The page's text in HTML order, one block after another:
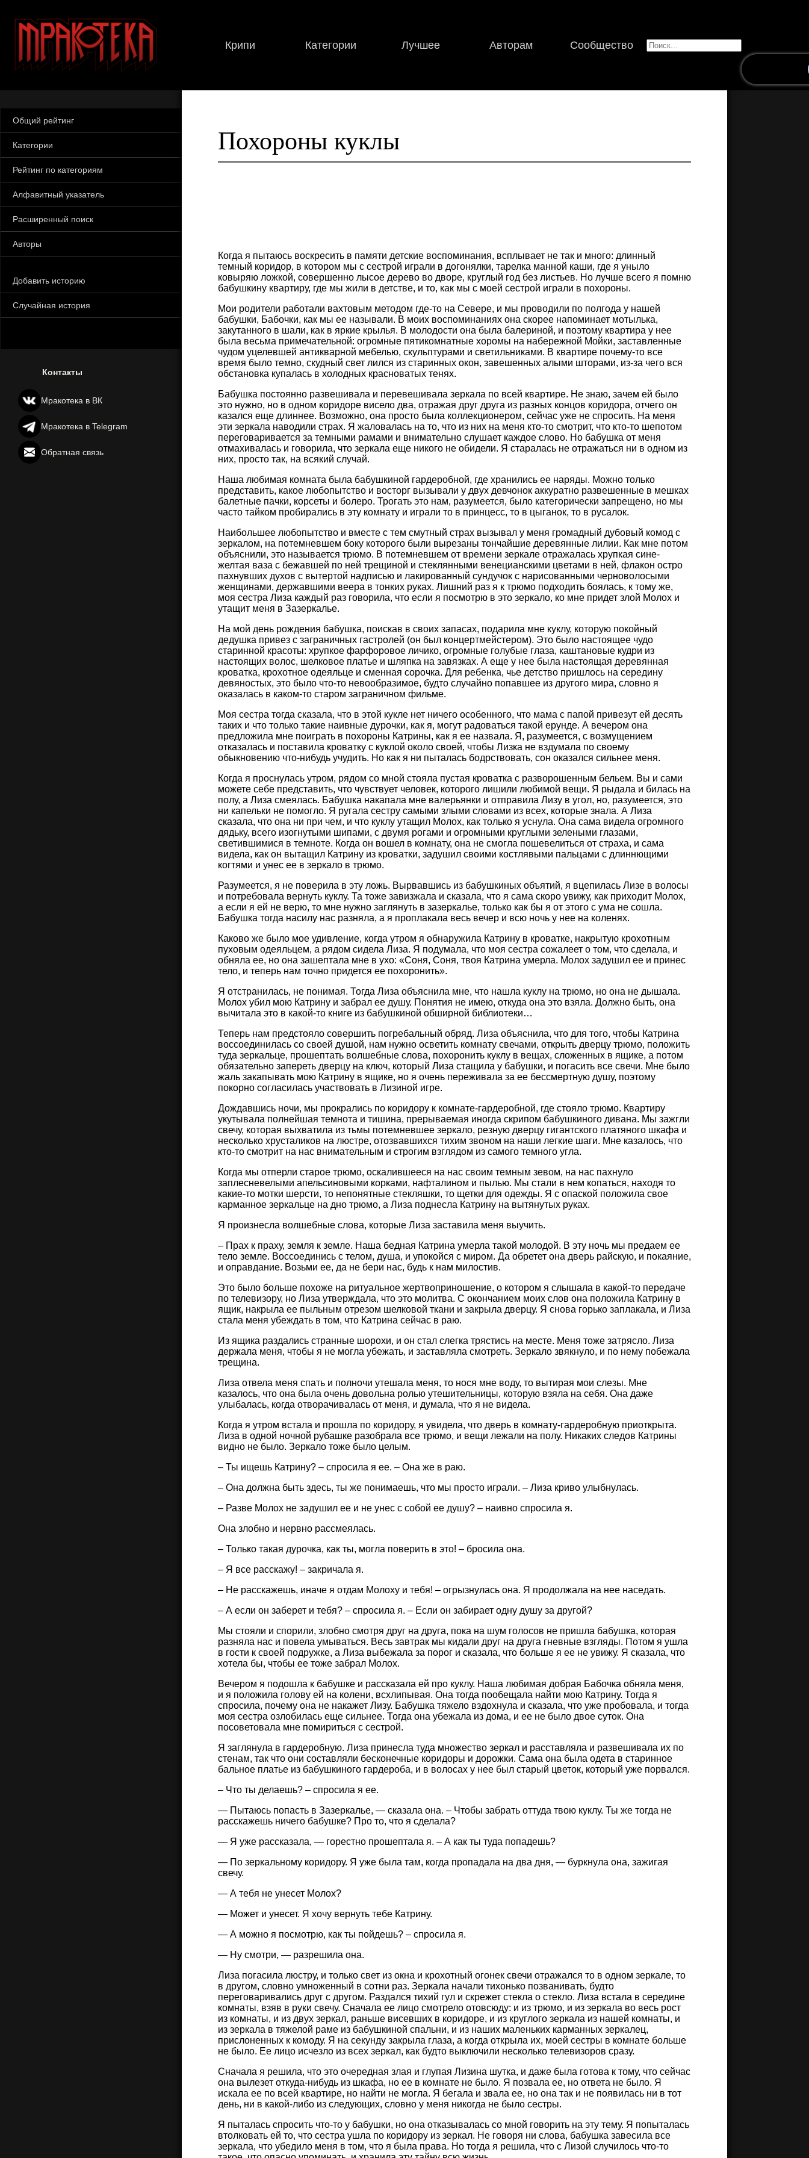
Крипи Категории Лучшее Авторам Сообщество
Общий рейтинг
Категории
Рейтинг по категориям
Алфавитный указатель
Расширенный поиск
Авторы
Добавить историю
Случайная история
Контакты
Мракотека в ВК
Мракотека в Telegram
Обратная связь
Похороны куклы
Когда я пытаюсь воскресить в памяти детские воспоминания, всплывает не так и много: длинный
темный коридор, в котором мы с сестрой играли в догонялки, тарелка манной каши, где я уныло
ковыряю ложкой, совершенно лысое дерево во дворе, круглый год без листьев. Но лучше всего я помню
бабушкину квартиру, где мы жили в детстве, и то, как мы с моей сестрой играли в похороны.
Мои родители работали вахтовым методом где-то на Севере, и мы проводили по полгода у нашей
бабушки, Бабочки, как мы ее называли. В моих воспоминаниях она скорее напоминает мотылька,
закутанного в шали, как в яркие крылья. В молодости она была балериной, и поэтому квартира у нее
была весьма примечательной: огромные пятикомнатные хоромы на набережной Мойки, заставленные
чудом уцелевшей антикварной мебелью, скульптурами и светильниками. В квартире почему-то все
время было темно, скудный свет лился из старинных окон, завешенных алыми шторами, из-за чего вся
обстановка купалась в холодных красноватых тенях.
Бабушка постоянно развешивала и перевешивала зеркала по всей квартире. Не знаю, зачем ей было
это нужно, но в одном коридоре висело два, отражая друг друга из разных концов коридора, отчего он
казался еще длиннее. Возможно, она просто была коллекционером, сейчас уже не спросить. На меня
эти зеркала наводили страх. Я жаловалась на то, что из них на меня кто-то смотрит, что кто-то шепотом
переговаривается за темными рамами и внимательно слушает каждое слово. Но бабушка от меня
отмахивалась и говорила, что зеркала еще никого не обидели. Я старалась не отражаться ни в одном из
них, просто так, на всякий случай.
Наша любимая комната была бабушкиной гардеробной, где хранились ее наряды. Можно только
представить, какое любопытство и восторг вызывали у двух девчонок аккуратно развешенные в мешках
балетные пачки, корсеты и болеро. Трогать это нам, разумеется, было категорически запрещено, но мы
часто тайком пробирались в эту комнату и играли то в принцесс, то в цыганок, то в русалок.
Наибольшее любопытство и вместе с тем смутный страх вызывал у меня громадный дубовый комод с
зеркалом, на потемневшем боку которого были вырезаны тончайшие деревянные лилии. Как мне потом
объяснили, это называется трюмо. В потемневшем от времени зеркале отражалась хрупкая сине-
желтая ваза с бежавшей по ней трещиной и стеклянными венецианскими цветами в ней, флакон остро
пахнувших духов с вытертой надписью и лакированный сундучок с нарисованными черноволосыми
женщинами, державшими веера в тонких руках. Лишний раз я к трюмо подходить боялась, к тому же,
моя сестра Лиза каждый раз говорила, что если я посмотрю в это зеркало, ко мне придет злой Молох и
утащит меня в Зазеркалье.
На мой день рождения бабушка, поискав в своих запасах, подарила мне куклу, которую покойный
дедушка привез с заграничных гастролей (он был концертмейстером). Это было настоящее чудо
старинной красоты: хрупкое фарфоровое личико, огромные голубые глаза, каштановые кудри из
настоящих волос, шелковое платье и шляпка на завязках. А еще у нее была настоящая деревянная
кроватка, крохотное одеяльце и сменная сорочка. Для ребенка, чье детство пришлось на середину
девяностых, это было что-то невообразимое, будто случайно попавшее из другого мира, словно я
оказалась в каком-то старом заграничном фильме.
Моя сестра тогда сказала, что в этой кукле нет ничего особенного, что мама с папой привезут ей десять
таких и что только такие наивные дурочки, как я, могут радоваться такой ерунде. А вечером она
предложила мне поиграть в похороны Катрины, как я ее назвала. Я, разумеется, с возмущением
отказалась и поставила кроватку с куклой около своей, чтобы Лизка не вздумала по своему
обыкновению что-нибудь учудить. Но как я ни пыталась бодрствовать, сон оказался сильнее меня.
Когда я проснулась утром, рядом со мной стояла пустая кроватка с разворошенным бельем. Вы и сами
можете себе представить, что чувствует человек, которого лишили любимой вещи. Я рыдала и билась на
полу, а Лиза смеялась. Бабушка накапала мне валерьянки и отправила Лизу в угол, но, разумеется, это
ни капельки не помогло. Я ругала сестру самыми злыми словами из всех, которые знала. А Лиза
сказала, что она ни при чем, и что куклу утащил Молох, как только я уснула. Она сама видела огромного
дядьку, всего изогнутыми шипами, с двумя рогами и огромными круглыми зелеными глазами,
светившимися в темноте. Когда он вошел в комнату, она не смогла пошевелиться от страха, и сама
видела, как он вытащил Катрину из кроватки, задушил своими костлявыми пальцами с длиннющими
когтями и унес ее в зеркало в трюмо.
Разумеется, я не поверила в эту ложь. Вырвавшись из бабушкиных объятий, я вцепилась Лизе в волосы
и потребовала вернуть куклу. Та тоже завизжала и сказала, что я сама скоро увижу, как приходит Молох,
а если я ей не верю, то мне нужно заглянуть в зазеркалье, только как бы я от этого с ума не сошла.
Бабушка тогда насилу нас разняла, а я проплакала весь вечер и всю ночь у нее на коленях.
Каково же было мое удивление, когда утром я обнаружила Катрину в кроватке, накрытую крохотным
пуховым одеяльцем, а рядом сидела Лиза. Я подумала, что моя сестра сожалеет о том, что сделала, и
обняла ее, но она зашептала мне в ухо: «Соня, Соня, твоя Катрина умерла. Молох задушил ее и принес
тело, и теперь нам точно придется ее похоронить».
Я отстранилась, не понимая. Тогда Лиза объяснила мне, что нашла куклу на трюмо, но она не дышала.
Молох убил мою Катрину и забрал ее душу. Понятия не имею, откуда она это взяла. Должно быть, она
вычитала это в какой-то книге из бабушкиной обширной библиотеки…
Теперь нам предстояло совершить погребальный обряд. Лиза объяснила, что для того, чтобы Катрина
воссоединилась со своей душой, нам нужно осветить комнату свечами, открыть дверцу трюмо, положить
туда зеркальце, прошептать волшебные слова, похоронить куклу в вещах, сложенных в ящике, а потом
обязательно запереть дверцу на ключ, который Лиза стащила у бабушки, и погасить все свечи. Мне было
жаль закапывать мою Катрину в ящике, но я очень переживала за ее бессмертную душу, поэтому
покорно согласилась участвовать в Лизиной игре.
Дождавшись ночи, мы прокрались по коридору к комнате-гардеробной, где стояло трюмо. Квартиру
укутывала полнейшая темнота и тишина, прерываемая иногда скрипом бабушкиного дивана. Мы зажгли
свечу, которая выхватила из тьмы потемневшее зеркало, резную дверцу гигантского платяного шкафа и
несколько хрусталиков на люстре, отозвавшихся тихим звоном на наши легкие шаги. Мне казалось, что
кто-то смотрит на нас внимательным и строгим взглядом из самого темного угла.
Когда мы отперли старое трюмо, оскалившееся на нас своим темным зевом, на нас пахнуло
заплесневелыми апельсиновыми корками, нафталином и пылью. Мы стали в нем копаться, находя то
какие-то мотки шерсти, то непонятные стекляшки, то щетки для одежды. Я с опаской положила свое
карманное зеркальце на дно трюмо, а Лиза поднесла Катрину на вытянутых руках.
Я произнесла волшебные слова, которые Лиза заставила меня выучить.
– Прах к праху, земля к земле. Наша бедная Катрина умерла такой молодой. В эту ночь мы предаем ее
тело земле. Воссоединись с телом, душа, и упокойся с миром. Да обретет она дверь райскую, и покаяние,
и оправдание. Возьми ее, да не бери нас, будь к нам милостив.
Это было больше похоже на ритуальное жертвоприношение, о котором я слышала в какой-то передаче
по телевизору, но Лиза утверждала, что это молитва. С окончанием моих слов она положила Катрину в
ящик, накрыла ее пыльным отрезом шелковой ткани и закрыла дверцу. Я снова горько заплакала, и Лиза
стала меня убеждать в том, что Катрина сейчас в раю.
Из ящика раздались странные шорохи, и он стал слегка трястись на месте. Меня тоже затрясло. Лиза
держала меня, чтобы я не могла убежать, и заставляла смотреть. Зеркало звякнуло, и по нему побежала
трещина.
Лиза отвела меня спать и полночи утешала меня, то нося мне воду, то вытирая мои слезы. Мне
казалось, что она была очень довольна ролью утешительницы, которую взяла на себя. Она даже
улыбалась, когда отворачивалась от меня, и думала, что я не видела.
Когда я утром встала и прошла по коридору, я увидела, что дверь в комнату-гардеробную приоткрыта.
Лиза в одной ночной рубашке разобрала все трюмо, и вещи лежали на полу. Никаких следов Катрины
видно не было. Зеркало тоже было целым.
– Ты ищешь Катрину? – спросила я ее. – Она же в раю.
– Она должна быть здесь, ты же понимаешь, что мы просто играли. – Лиза криво улыбнулась.
– Разве Молох не задушил ее и не унес с собой ее душу? – наивно спросила я.
Она злобно и нервно рассмеялась.
– Только такая дурочка, как ты, могла поверить в это! – бросила она.
– Я все расскажу! – закричала я.
– Не расскажешь, иначе я отдам Молоху и тебя! – огрызнулась она. Я продолжала на нее наседать.
– А если он заберет и тебя? – спросила я. – Если он забирает одну душу за другой?
Мы стояли и спорили, злобно смотря друг на друга, пока на шум голосов не пришла бабушка, которая
разняла нас и повела умываться. Весь завтрак мы кидали друг на друга гневные взгляды. Потом я ушла
в гости к своей подружке, а Лиза выбежала за порог и сказала, что больше я ее не увижу. Я сказала, что
хотела бы, чтобы ее тоже забрал Молох.
Вечером я подошла к бабушке и рассказала ей про куклу. Наша любимая добрая Бабочка обняла меня,
и я положила голову ей на колени, всхлипывая. Она тогда пообещала найти мою Катрину. Тогда я
спросила, почему она не накажет Лизу. Бабушка тяжело вздохнула и сказала, что уже пробовала, и тогда
моя сестра озлобилась еще сильнее. Тогда она убежала из дома, и ее не было двое суток. Она
посоветовала мне помириться с сестрой.
Я заглянула в гардеробную. Лиза принесла туда множество зеркал и расставляла и развешивала их по
стенам, так что они составляли бесконечные коридоры и дорожки. Сама она была одета в старинное
бальное платье из бабушкиного гардероба, и в волосах у нее был старый цветок, который уже порвался.
– Что ты делаешь? – спросила я ее.
— Пытаюсь попасть в Зазеркалье, — сказала она. – Чтобы забрать оттуда твою куклу. Ты же тогда не
расскажешь ничего бабушке? Про то, что я сделала?
— Я уже рассказала, — горестно прошептала я. – А как ты туда попадешь?
— По зеркальному коридору. Я уже была там, когда пропадала на два дня, — буркнула она, зажигая
свечу.
— А тебя не унесет Молох?
— Может и унесет. Я хочу вернуть тебе Катрину.
— А можно я посмотрю, как ты пойдешь? – спросила я.
— Ну смотри, — разрешила она.
Лиза погасила люстру, и только свет из окна и крохотный огонек свечи отражался то в одном зеркале, то
в другом, словно умноженный в сотни раз. Зеркала начали тихонько позванивать, будто
переговаривались друг с другом. Раздался тихий гул и скрежет стекла о стекло. Лиза встала в середине
комнаты, взяв в руки свечу. Сначала ее лицо смотрело отовсюду: и из трюмо, и из зеркала во весь рост
из комнаты, и из двух зеркал, раньше висевших в коридоре, и из круглого зеркала из нашей комнаты, и
из зеркала в тяжелой раме из бабушкиной спальни, и из наших маленьких карманных зеркалец,
прислоненных к комоду. Я на секунду закрыла глаза, а когда открыла их, моей сестры в комнате больше
не было. Ее лицо исчезло из всех зеркал, как будто выключили несколько телевизоров сразу.
Сначала я решила, что это очередная злая и глупая Лизина шутка, и даже была готова к тому, что сейчас
она вылезет откуда-нибудь из шкафа, но ее в комнате не было. Я позвала ее, но ответа не было. Я
искала ее по всей квартире, но найти не могла. Я бегала и звала ее, но она так и не появилась ни в тот
день, ни в какой-либо из следующих, словно у меня никогда не было сестры.
Я пыталась спросить что-то у бабушки, но она отказывалась со мной говорить на эту тему. Я попыталась
втолковать ей то, что сестра ушла по коридору из зеркал. Не говоря ни слова, бабушка завесила все
зеркала, что убедило меня в том, что я была права. Но тогда я решила, что с Лизой случилось что-то